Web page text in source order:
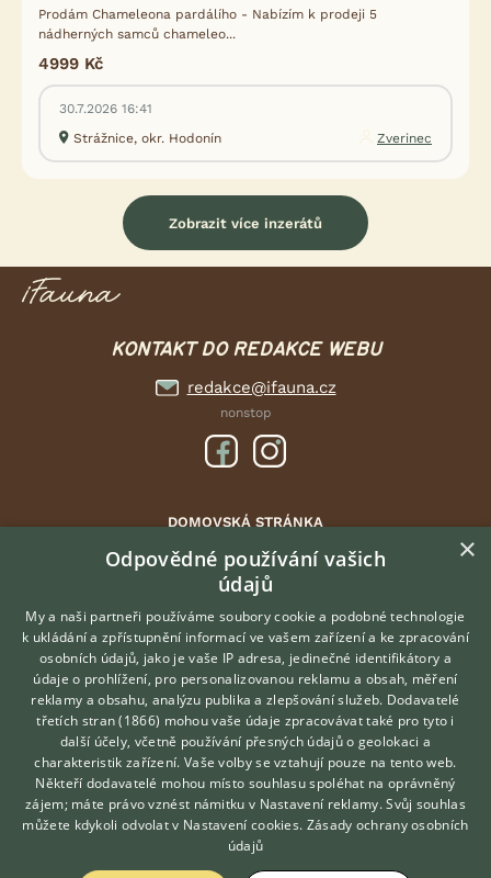
Prodám Chameleona pardálího - Nabízím k prodeji 5
nádherných samců chameleo...
4999 Kč
30.7.2026 16:41
Strážnice, okr. Hodonín
Zverinec
Zobrazit více inzerátů
KONTAKT DO REDAKCE WEBU
redakce@ifauna.cz
nonstop
DOMOVSKÁ STRÁNKA
INZERCE
DISKUSE
ČLÁNKY
ATLAS
O nás
Kontakt
Možnosti zvýraznění inzerátů
Podmínky užití
Zpracování osobních údajů
Přihlášení
Hledáte zvířecího kamaráda?
Zdarma vám poradí
VETERINÁŘ ONLINE
KONZULTOVAT S
VETERINÁŘEM
×
Odpovědné používání vašich
údajů
My a naši partneři používáme soubory cookie a podobné technologie
k ukládání a zpřístupnění informací ve vašem zařízení a ke zpracování
osobních údajů, jako je vaše IP adresa, jedinečné identifikátory a
údaje o prohlížení, pro personalizovanou reklamu a obsah, měření
reklamy a obsahu, analýzu publika a zlepšování služeb. Dodavatelé
třetích stran (1866) mohou vaše údaje zpracovávat také pro tyto i
další účely, včetně používání přesných údajů o geolokaci a
charakteristik zařízení. Vaše volby se vztahují pouze na tento web.
Někteří dodavatelé mohou místo souhlasu spoléhat na oprávněný
zájem; máte právo vznést námitku v Nastavení reklamy. Svůj souhlas
můžete kdykoli odvolat v Nastavení cookies. Zásady ochrany osobních
údajů